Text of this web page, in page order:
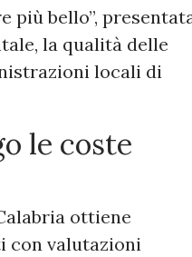
più bello”,
la qualità delle
locali di
le coste
ottiene
con valutazioni